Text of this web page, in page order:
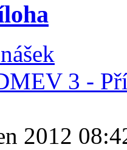
3 -
2012